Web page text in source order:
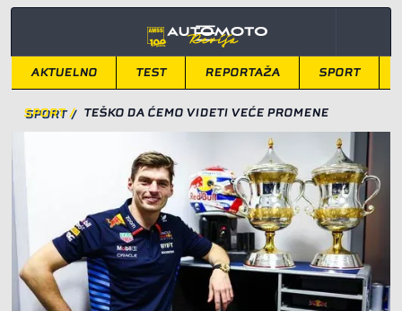
AKTUELNO TEST REPORTAŽA SPORT
SPORT / TEŠKO DA ĆEMO VIDETI VEĆE PROMENE